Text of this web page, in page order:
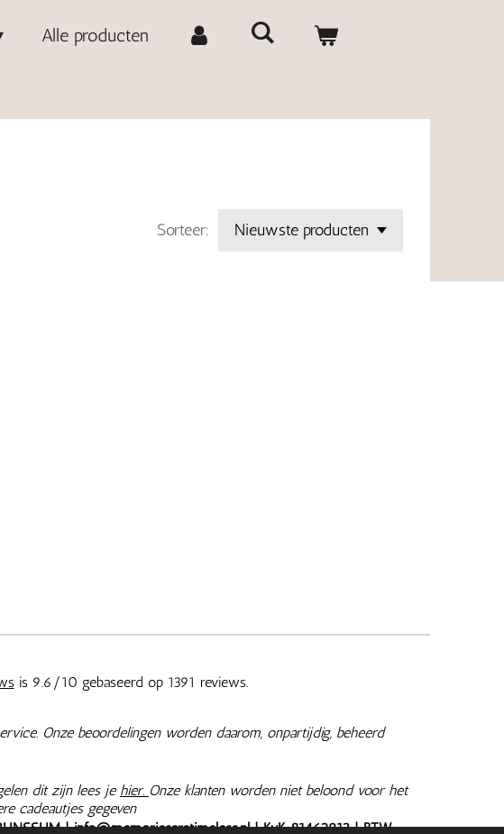
Alle producten
Sorteer:
is 9.6/10 gebaseerd op 1391 reviews.
Onze beoordelingen worden daarom, onpartijdig, beheerd
dit zijn lees je hier. Onze klanten worden niet beloond voor het
cadeautjes gegeven
|info@memoriesaretimeless.nl| KvK 81462913 | BTW